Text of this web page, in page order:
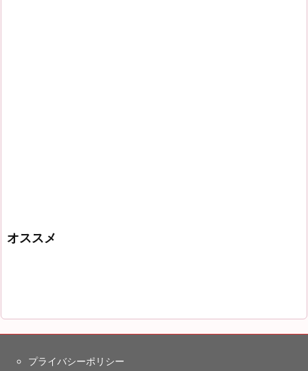
オススメ
プライバシーポリシー